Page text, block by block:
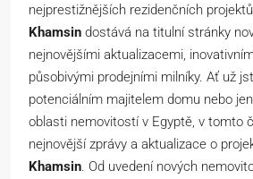
nejprestižnějších rezidenčních
Khamsin dostává na titulní stránky
nejnovějšími aktualizacemi,
působivými prodejními milníky. Ať už
potenciálním majitelem domu nebo
oblasti nemovitostí v Egyptě, v tomto
nejnovější zprávy a aktualizace o
Khamsin. Od uvedení nových